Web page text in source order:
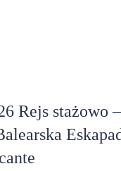
Rejs stażowo